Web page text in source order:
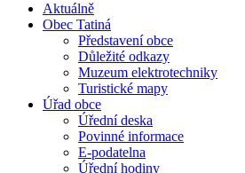
Aktuálně
Obec Tatiná
Představení obce
Důležité odkazy
Muzeum elektrotechniky
Turistické mapy
Úřad obce
Úřední deska
Povinné informace
E-podatelna
Úřední hodiny